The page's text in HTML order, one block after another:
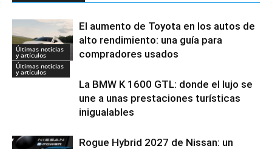
Últimas noticias
y artículos
El aumento de Toyota en los autos de
alto rendimiento: una guía para
compradores usados
Últimas noticias
y artículos
La BMW K 1600 GTL: donde el lujo se
une a unas prestaciones turísticas
inigualables
Rogue Hybrid 2027 de Nissan: un